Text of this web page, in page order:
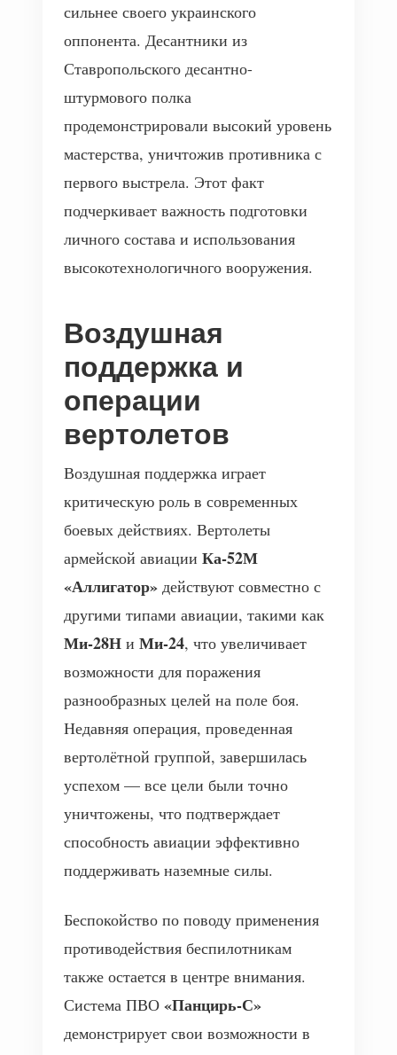
сильнее своего украинского
оппонента. Десантники из
Ставропольского десантно-
штурмового полка
продемонстрировали высокий уровень
мастерства, уничтожив противника с
первого выстрела. Этот факт
подчеркивает важность подготовки
личного состава и использования
высокотехнологичного вооружения.
Воздушная
поддержка и
операции
вертолетов
Воздушная поддержка играет
критическую роль в современных
боевых действиях. Вертолеты
армейской авиации Ка-52М
«Аллигатор» действуют совместно с
другими типами авиации, такими как
Ми-28Н и Ми-24, что увеличивает
возможности для поражения
разнообразных целей на поле боя.
Недавняя операция, проведенная
вертолётной группой, завершилась
успехом — все цели были точно
уничтожены, что подтверждает
способность авиации эффективно
поддерживать наземные силы.
Беспокойство по поводу применения
противодействия беспилотникам
также остается в центре внимания.
Система ПВО «Панцирь-С»
демонстрирует свои возможности в